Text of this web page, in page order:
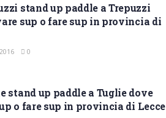
stand up paddle a Trepuzzi
sup o fare sup in provincia di
0
stand up paddle a Tuglie dove
o fare sup in provincia di Lecce